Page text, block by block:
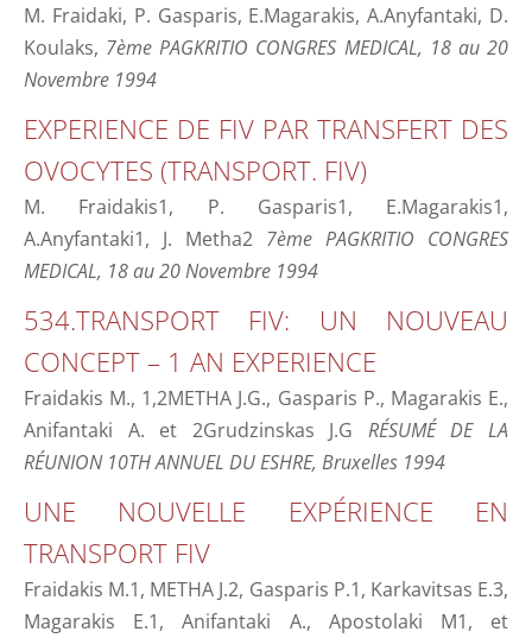
M. Fraidaki, P. Gasparis, E.Magarakis, A.Anyfantaki, D.
Koulaks, 7ème PAGKRITIO CONGRES MEDICAL, 18 au 20
Novembre 1994
EXPERIENCE DE FIV PAR TRANSFERT DES
OVOCYTES (TRANSPORT. FIV)
M. Fraidakis1, P. Gasparis1, E.Magarakis1,
A.Anyfantaki1, J. Metha2 7ème PAGKRITIO CONGRES
MEDICAL, 18 au 20 Novembre 1994
534.TRANSPORT FIV: UN NOUVEAU
CONCEPT – 1 AN EXPERIENCE
Fraidakis M., 1,2METHA J.G., Gasparis P., Magarakis E.,
Anifantaki A. et 2Grudzinskas J.G RÉSUMÉ DE LA
RÉUNION 10TH ANNUEL DU ESHRE, Bruxelles 1994
UNE NOUVELLE EXPÉRIENCE EN
TRANSPORT FIV
Fraidakis M.1, METHA J.2, Gasparis P.1, Karkavitsas E.3,
Magarakis E.1, Anifantaki A., Apostolaki M1, et